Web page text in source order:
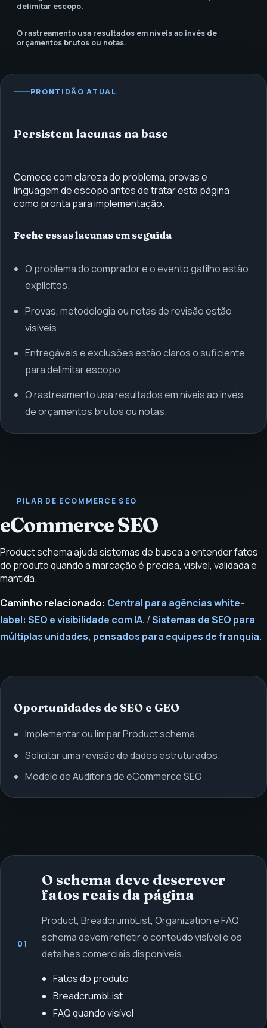
delimitar escopo.
O rastreamento usa resultados em níveis ao invés de
orçamentos brutos ou notas.
PRONTIDÃO ATUAL
Persistem lacunas na base
Comece com clareza do problema, provas e
linguagem de escopo antes de tratar esta página
como pronta para implementação.
Feche essas lacunas em seguida
O problema do comprador e o evento gatilho estão
explícitos.
Provas, metodologia ou notas de revisão estão
visíveis.
Entregáveis e exclusões estão claros o suficiente
para delimitar escopo.
O rastreamento usa resultados em níveis ao invés
de orçamentos brutos ou notas.
PILAR DE ECOMMERCE SEO
eCommerce SEO
Product schema ajuda sistemas de busca a entender fatos
do produto quando a marcação é precisa, visível, validada e
mantida.
Caminho relacionado: Central para agências white-
label: SEO e visibilidade com IA. /Sistemas de SEO para
múltiplas unidades, pensados para equipes de franquia.
Oportunidades de SEO e GEO
Implementar ou limpar Product schema.
Solicitar uma revisão de dados estruturados.
Modelo de Auditoria de eCommerce SEO
01
O schema deve descrever
fatos reais da página
Product, BreadcrumbList, Organization e FAQ
schema devem refletir o conteúdo visível e os
detalhes comerciais disponíveis.
Fatos do produto
BreadcrumbList
FAQ quando visível